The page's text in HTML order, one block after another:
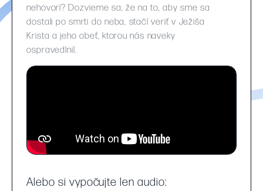
nehovorí? Dozvieme sa, že na to, aby sme sa
dostali po smrti do neba, stačí veriť v Ježiša
Krista a jeho obeť, ktorou nás naveky
ospravedlnil.
Alebo si vypočujte len audio: